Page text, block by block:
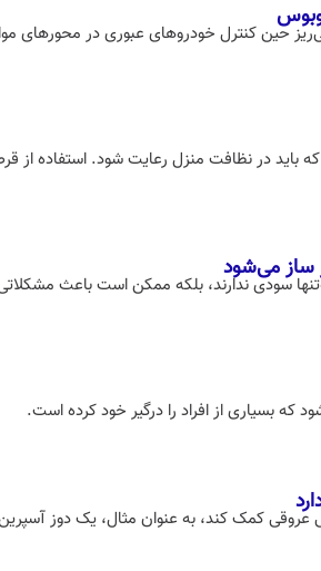
حین کنترل خودروهای عبوری در
باید در نظافت منزل رعایت شود. استفاده از
ساز می‌شود
سودی ندارند، بلکه ممکن است باعث
که بسیاری از افراد را درگیر خود کرده است.
عروقی کمک کند، به عنوان مثال، یک دوز